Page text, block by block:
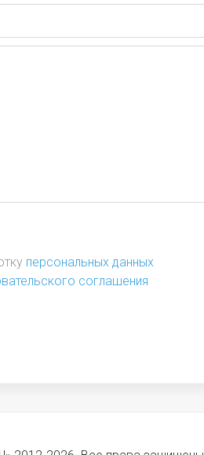
персональных данных
соглашения